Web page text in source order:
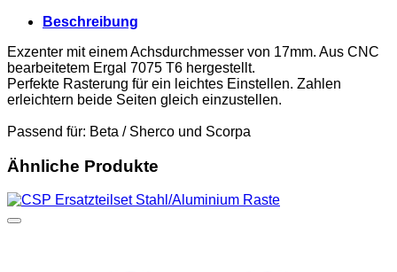
Beschreibung
Exzenter mit einem Achsdurchmesser von 17mm. Aus CNC
bearbeitetem Ergal 7075 T6 hergestellt.
Perfekte Rasterung für ein leichtes Einstellen. Zahlen
erleichtern beide Seiten gleich einzustellen.
Passend für: Beta / Sherco und Scorpa
Ähnliche Produkte